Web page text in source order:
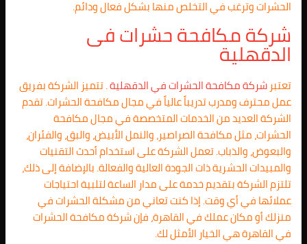
الحشرات وترغب في التخلص منها بشكل فعال ودائم.
شركة مكافحة حشرات فى
الدقهلية
تعتبرشركة مكافحة الحشرات فيالدقهلية. تتميز الشركة بفريق
عمل محترف ومدرب تدريباً عالياً في مجال مكافحة الحشرات. تقدم
الشركة العديد من الخدمات المتخصصة في مجال مكافحة
الحشرات، مثل مكافحة الصراصير، والنمل الأبيض، والبق، والفئران،
والبعوض، والذباب. تعمل الشركة على استخدام أحدث التقنيات
والمبيدات الحشرية ذات الجودة العالية والفعالة. بالإضافة إلى ذلك،
تلتزم الشركة بتقديم خدمة على مدار الساعة لتلبية احتياجات
عملائها في أي وقت. إذا كنت تعاني من مشكلة الحشرات في
منزلك أو مكان عملك في القاهرة، فإن شركة مكافحة الحشرات
في القاهرة هي الخيار الأمثل لك.